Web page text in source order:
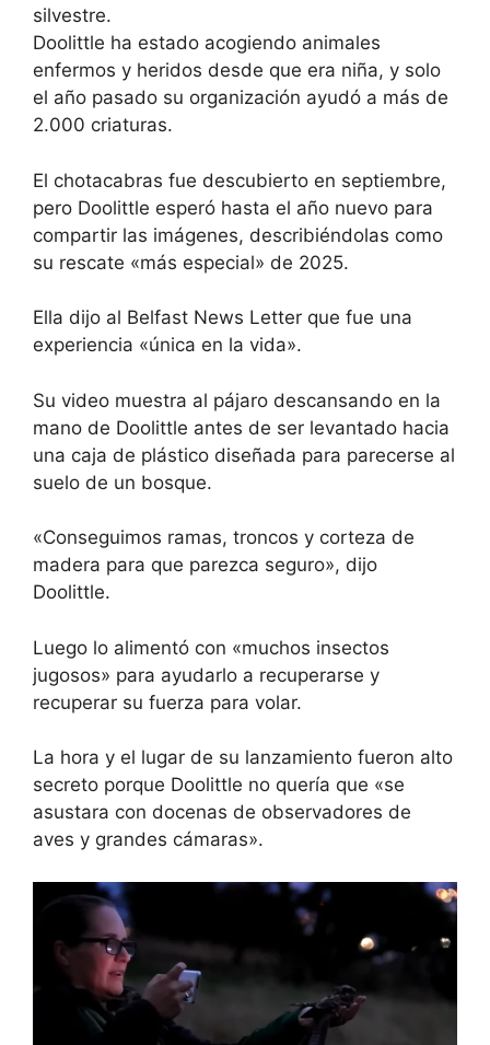
silvestre.
Doolittle ha estado acogiendo animales
enfermos y heridos desde que era niña, y solo
el año pasado su organización ayudó a más de
2.000 criaturas.
El chotacabras fue descubierto en septiembre,
pero Doolittle esperó hasta el año nuevo para
compartir las imágenes, describiéndolas como
su rescate «más especial» de 2025.
Ella dijo al Belfast News Letter que fue una
experiencia «única en la vida».
Su video muestra al pájaro descansando en la
mano de Doolittle antes de ser levantado hacia
una caja de plástico diseñada para parecerse al
suelo de un bosque.
«Conseguimos ramas, troncos y corteza de
madera para que parezca seguro», dijo
Doolittle.
Luego lo alimentó con «muchos insectos
jugosos» para ayudarlo a recuperarse y
recuperar su fuerza para volar.
La hora y el lugar de su lanzamiento fueron alto
secreto porque Doolittle no quería que «se
asustara con docenas de observadores de
aves y grandes cámaras».